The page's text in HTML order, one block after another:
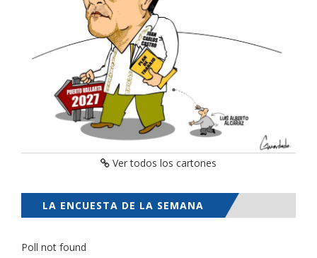
Ver todos los cartones
LA ENCUESTA DE LA SEMANA
Poll not found